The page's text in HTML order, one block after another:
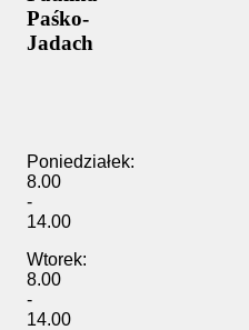
Paśko-
Jadach
Poniedziałek:
8.00
-
14.00
Wtorek:
8.00
-
14.00